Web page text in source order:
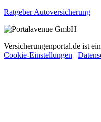
Ratgeber Autoversicherung
Versicherungenportal.de ist
Cookie-Einstellungen |